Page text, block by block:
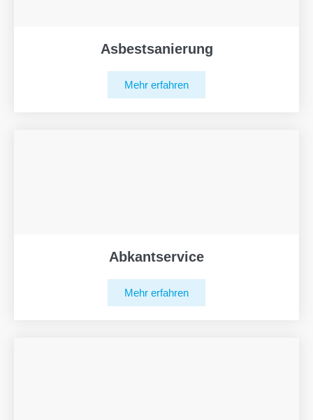
Asbestsanierung
Mehr erfahren
Abkantservice
Mehr erfahren